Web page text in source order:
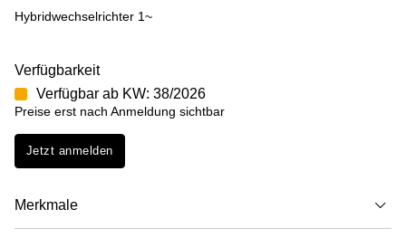
Hybridwechselrichter 1~
Verfügbarkeit
Verfügbar ab KW: 38/2026
Preise erst nach Anmeldung sichtbar
Jetzt anmelden
Merkmale